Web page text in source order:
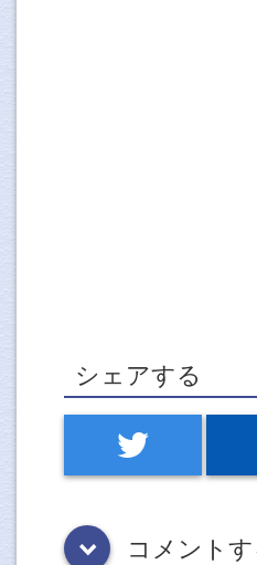
シェアする
twitter
down コメントす